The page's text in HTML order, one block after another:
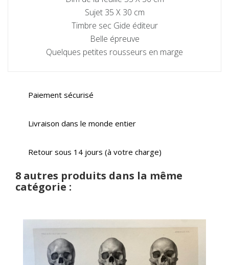
Sujet 35 X 30 cm
Timbre sec Gide éditeur
Belle épreuve
Quelques petites rousseurs en marge
Paiement sécurisé
Livraison dans le monde entier
Retour sous 14 jours (à votre charge)
8 autres produits dans la même
catégorie :